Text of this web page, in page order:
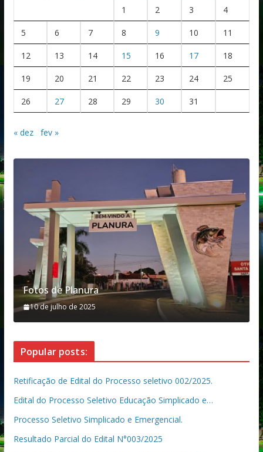
1 2 3 4
5 6 7 8 9 10 11
12 13 14 15 16 17 18
19 20 21 22 23 24 25
26 27 28 29 30 31
« dez fev »
Fotos de Planura
10 de julho de 2025
Popular posts:
Retificação de Edital do Processo seletivo 002/2025.
Edital do Processo Seletivo Educação Simplicado e…
Processo Seletivo Simplicado e Emergencial.
Resultado Parcial do Edital N°003/2025